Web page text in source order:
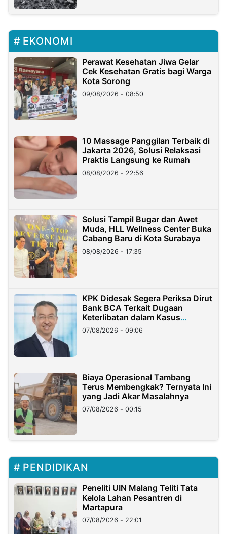
EKONOMI
Perawat Kesehatan Jiwa Gelar
Cek Kesehatan Gratis bagi Warga
Kota Sorong
09/08/2026 - 08:50
10 Massage Panggilan Terbaik di
Jakarta 2026, Solusi Relaksasi
Praktis Langsung ke Rumah
08/08/2026 - 22:56
Solusi Tampil Bugar dan Awet
Muda, HLL Wellness Center Buka
Cabang Baru di Kota Surabaya
08/08/2026 - 17:35
KPK Didesak Segera Periksa Dirut
Bank BCA Terkait Dugaan
Keterlibatan dalam Kasus
Hilangnya Dana Nasabah Rp2,58
Miliar
07/08/2026 - 09:06
Biaya Operasional Tambang
Terus Membengkak? Ternyata Ini
yang Jadi Akar Masalahnya
07/08/2026 - 00:15
PENDIDIKAN
Peneliti UIN Malang Teliti Tata
Kelola Lahan Pesantren di
Martapura
07/08/2026 - 22:01